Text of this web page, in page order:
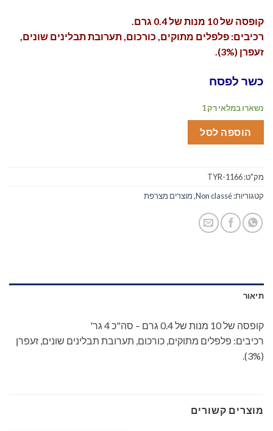
קופסה של 10 מנות של 0.4 גרם.
רכיבים: פלפלים מתוקים, כורכום, תערובת תבלינים שונים,
זעפרן (3%).
כשר לפסח
נשארו במלאי רק 1
הוספה לסל
מק"ט:TYR-1166
קטגוריות:Non classé
,מוצרים מצרפת
תיאור
קופסה של 10 מנות של 0.4 גרם – סה"כ 4 גר'
רכיבים: פלפלים מתוקים, כורכום, תערובת תבלינים שונים, זעפרן
(3%).
מוצרים קשורים